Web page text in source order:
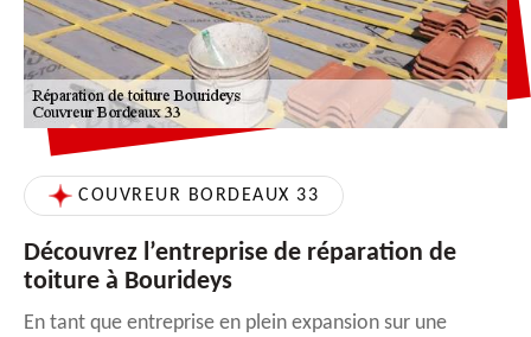
COUVREUR BORDEAUX 33
Découvrez l’entreprise de réparation de
toiture à Bourideys
En tant que entreprise en plein expansion sur une